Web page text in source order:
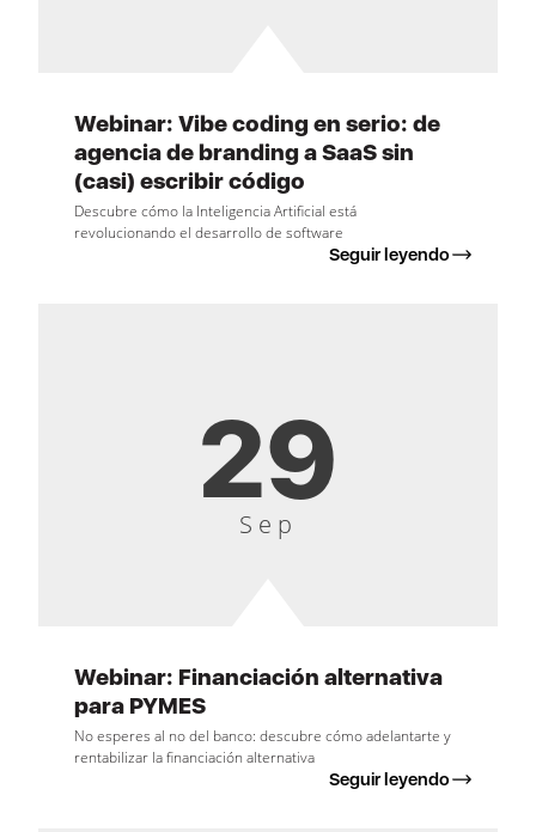
Webinar: Vibe coding en serio: de
agencia de branding a SaaS sin
(casi) escribir código
Descubre cómo la Inteligencia Artificial está
revolucionando el desarrollo de software
Seguir leyendo
29
Sep
Webinar: Financiación alternativa
para PYMES
No esperes al no del banco: descubre cómo adelantarte y
rentabilizar la financiación alternativa
Seguir leyendo